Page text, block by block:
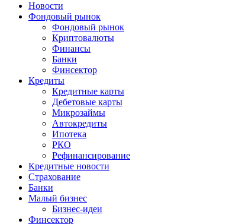
Новости
Фондовый рынок
Фондовый рынок
Криптовалюты
Финансы
Банки
Финсектор
Кредиты
Кредитные карты
Дебетовые карты
Микрозаймы
Автокредиты
Ипотека
РКО
Рефинансирование
Кредитные новости
Страхование
Банки
Малый бизнес
Бизнес-идеи
Финсектор